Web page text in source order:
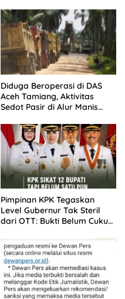
Diduga Beroperasi di DAS
Aceh Tamiang, Aktivitas
Sedot Pasir di Alur Manis
Pimpinan KPK Tegaskan
Level Gubernur Tak Steril
dari OTT: Bukti Belum Cukup,